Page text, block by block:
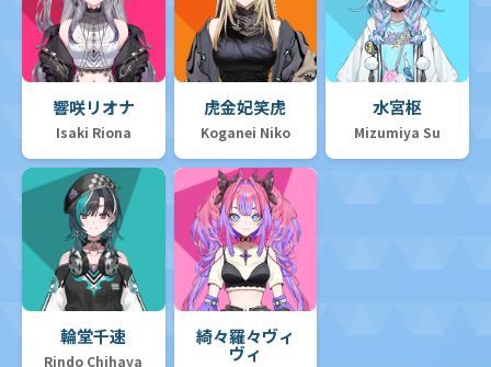
響咲リオナ
Isaki Riona
虎金妃笑虎
Koganei Niko
水宮枢
Mizumiya Su
輪堂千速
Rindo Chihaya
綺々羅々ヴィ
ヴィ